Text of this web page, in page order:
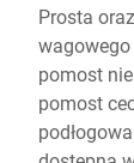
Prosta
pomost
pomost